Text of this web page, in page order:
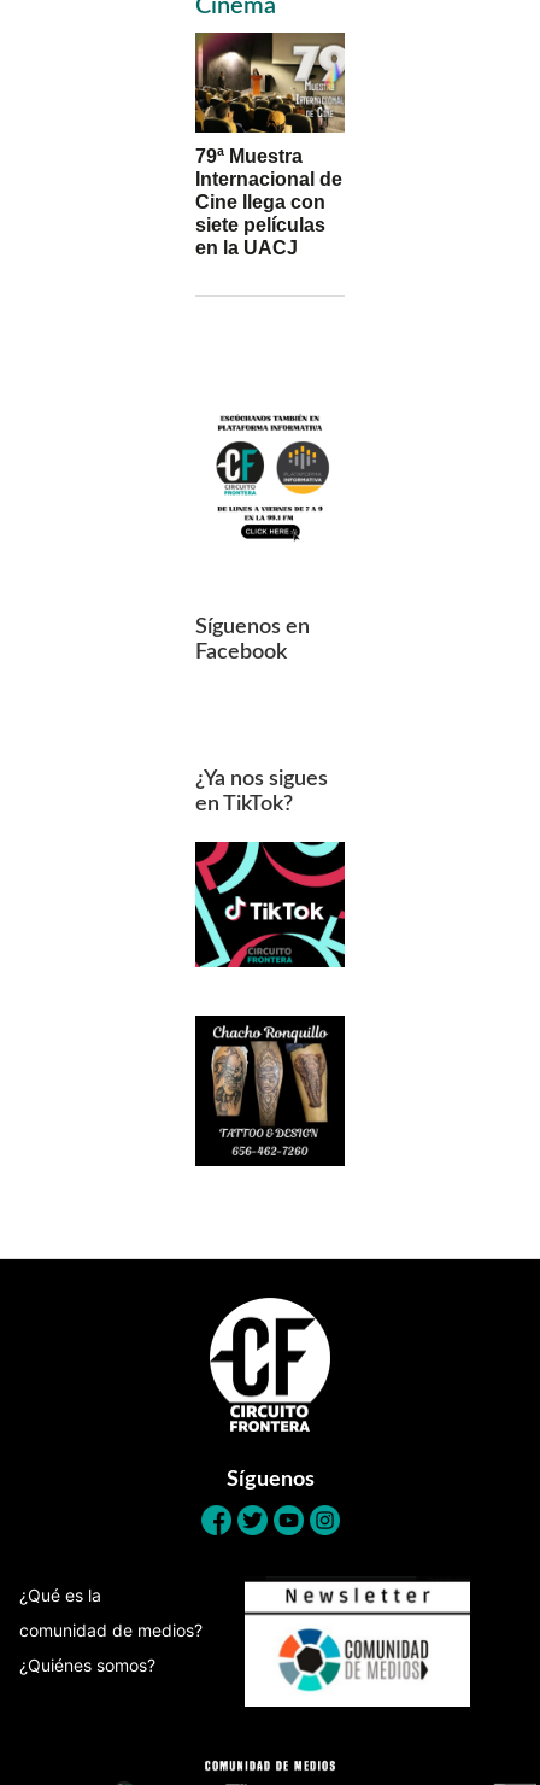
Sidebar
Cinema
79ª Muestra
Internacional de
Cine llega con
siete películas
en la UACJ
Síguenos en
Facebook
¿Ya nos sigues
en TikTok?
Síguenos
¿Qué es la
comunidad de medios?
¿Quiénes somos?